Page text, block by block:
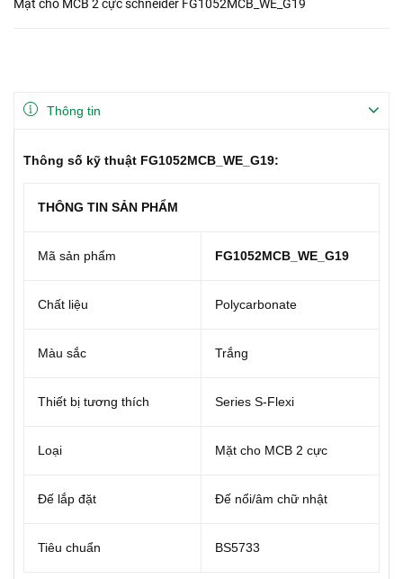
Mặt cho MCB 2 cực schneider FG1052MCB_WE_G19
Thông tin
Thông số kỹ thuật FG1052MCB_WE_G19:
THÔNG TIN SẢN PHẨM
Mã sản phẩm FG1052MCB_WE_G19
Chất liệu Polycarbonate
Màu sắc Trắng
Thiết bị tương thích Series S-Flexi
Loại Mặt cho MCB 2 cực
Đế lắp đặt Đế nổi/âm chữ nhật
Tiêu chuẩn BS5733